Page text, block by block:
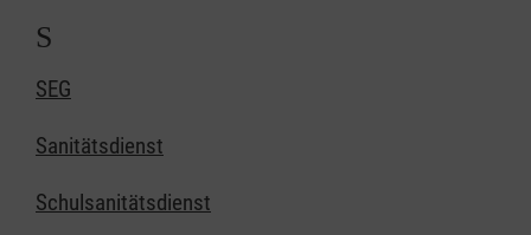
S
SEG
Sanitätsdienst
Schulsanitätsdienst